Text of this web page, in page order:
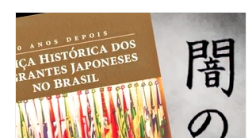
nova figura: No gênero dos Super Robots,
um dos grandes clássicos é a série Com-
Battler V, que está completou 50 anos de
sua estreia. Com